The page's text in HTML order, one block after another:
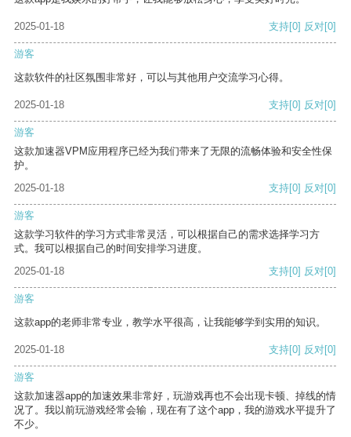
2025-01-18 支持[0] 反对[0]
游客
这款软件的社区氛围非常好，可以与其他用户交流学习心得。
2025-01-18 支持[0] 反对[0]
游客
这款加速器VPM应用程序已经为我们带来了无限的流畅体验和安全性保
护。
2025-01-18
支持[0] 反对[0]
游客
这款学习软件的学习方式非常灵活，可以根据自己的需求选择学习方
式。我可以根据自己的时间安排学习进度。
2025-01-18
支持[0] 反对[0]
游客
这款app的老师非常专业，教学水平很高，让我能够学到实用的知识。
2025-01-18 支持[0] 反对[0]
游客
这款加速器app的加速效果非常好，玩游戏再也不会出现卡顿、掉线的情
况了。我以前玩游戏经常会输，现在有了这个app，我的游戏水平提升了
不少。